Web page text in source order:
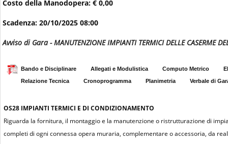
Costo della Manodopera: € 0,00
Scadenza: 20/10/2025 08:00
Avviso di Gara - MANUTENZIONE IMPIANTI TERMICI DELLE CASERME
Bando e Disciplinare Allegati e Modulistica Computo Metrico
Relazione Tecnica
Cronoprogramma Planimetria Verbale di
OS28 IMPIANTI TERMICI E DI CONDIZIONAMENTO
Riguarda la fornitura, il montaggio e la manutenzione o ristrutturazione di
completi di ogni connessa opera muraria, complementare o accessoria, da